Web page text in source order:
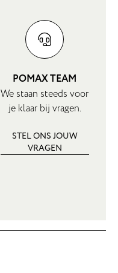
POMAX TEAM
We staan steeds voor
je klaar bij vragen.
STEL ONS JOUW
VRAGEN